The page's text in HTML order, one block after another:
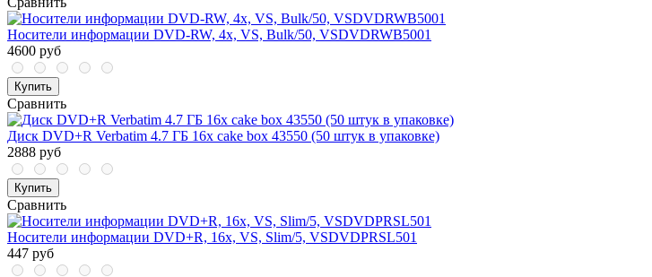
Носители информации DVD-RW, 4x, VS, Bulk/50, VSDVDRWB5001
4600 руб
Купить
Сравнить
Диск DVD+R Verbatim 4.7 ГБ 16x cake box 43550 (50 штук в упаковке)
2888 руб
Купить
Сравнить
Носители информации DVD+R, 16x, VS, Slim/5, VSDVDPRSL501
447 руб